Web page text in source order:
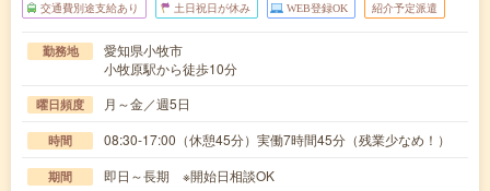
交通費別途支給あり 土日祝日が休み WEB登録OK 紹介予定派遣
勤務地
愛知県小牧市
小牧原駅から徒歩10分
曜日頻度 月～金／週5日
時間 08:30-17:00（休憩45分）実働7時間45分（残業少なめ！）
期間 即日～長期 ※開始日相談OK